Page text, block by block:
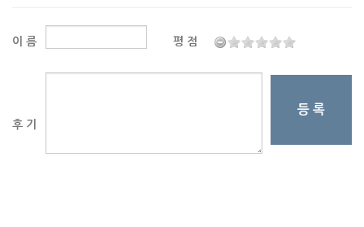
이 름 평 점
후 기
등 록